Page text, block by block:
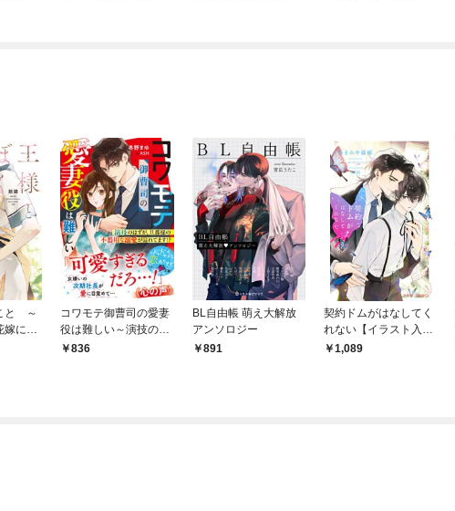
と ～
にな
電子
コワモテ御曹司の愛妻
役は難しい～演技のは
ずが、旦那様の不器用
836
BL自由帳 萌え大解放
アンソロジー
891
契約ドムがはなしてく
れない【イラスト入
り】1,089